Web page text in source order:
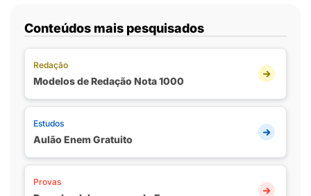
Conteúdos mais pesquisados
Redação
Modelos de Redação Nota 1000
Estudos
Aulão Enem Gratuito
Provas